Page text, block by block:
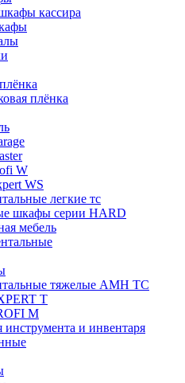
кассира
плёнка
W
WS
легкие тс
шкафы серии HARD
мебель
тяжелые AMH TC
T
M
и инвентаря